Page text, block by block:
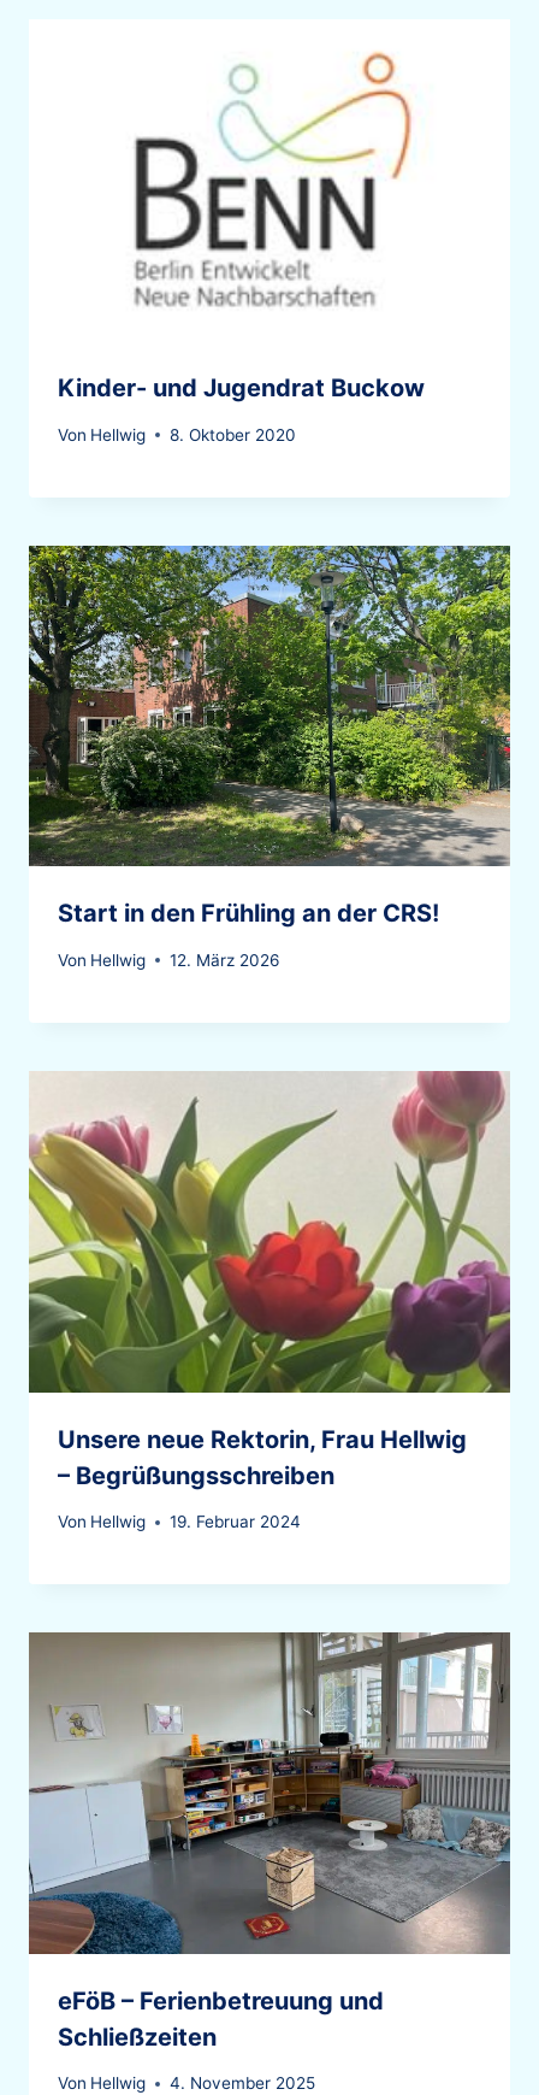
Kinder- und Jugendrat Buckow
Von Hellwig 8. Oktober 2020
Start in den Frühling an der CRS!
Von Hellwig 12. März 2026
Unsere neue Rektorin, Frau Hellwig
– Begrüßungsschreiben
Von Hellwig 19. Februar 2024
eFöB – Ferienbetreuung und
Schließzeiten
Von Hellwig 4. November 2025